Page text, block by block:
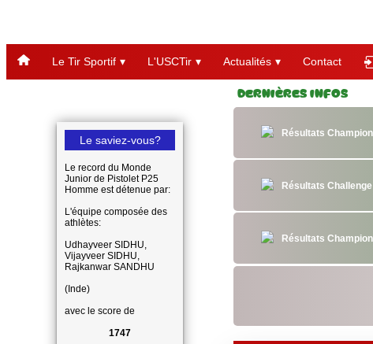
Le Tir Sportif L'USCTir Actualités Contact
Le saviez-vous?
Le record du Monde
Junior de Pistolet P25
Homme est détenue par:
L'équipe composée des
athlètes:
Udhayveer SIDHU,
Vijayveer SIDHU,
Rajkanwar SANDHU
(Inde)
avec le score de
1747
Dernières Infos
Résultats
Résultats
Résultats